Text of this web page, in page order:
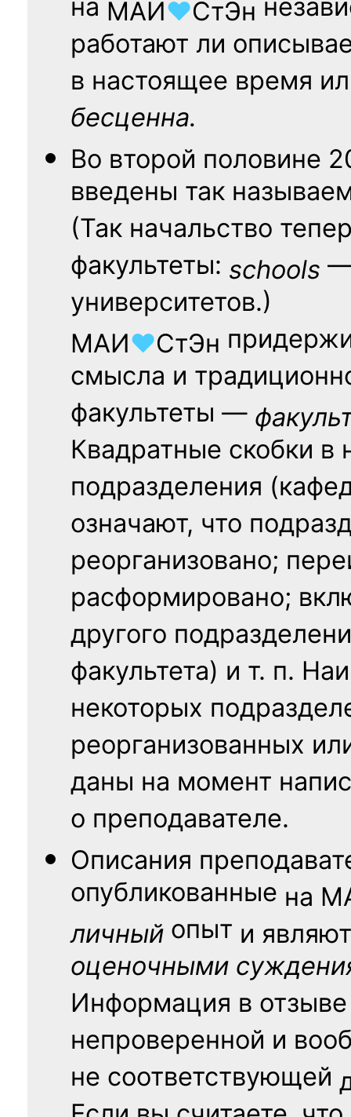
на МАИ♥СтЭн
работают ли
в настоящее время
бесценна.
Во второй половине
введены так
(Так начальство
факультеты: schools —
университетов.)
МАИ♥СтЭн
смысла и
факультеты —
Квадратные скобки в
подразделения
означают, что
реорганизовано;
расформировано;
другого
факультета) и т. п.
некоторых
реорганизованных
даны на момент
о преподавателе.
Описания
опубликованные на
личный опыт и
оценочными
Информация в
непроверенной и
не соответствующей